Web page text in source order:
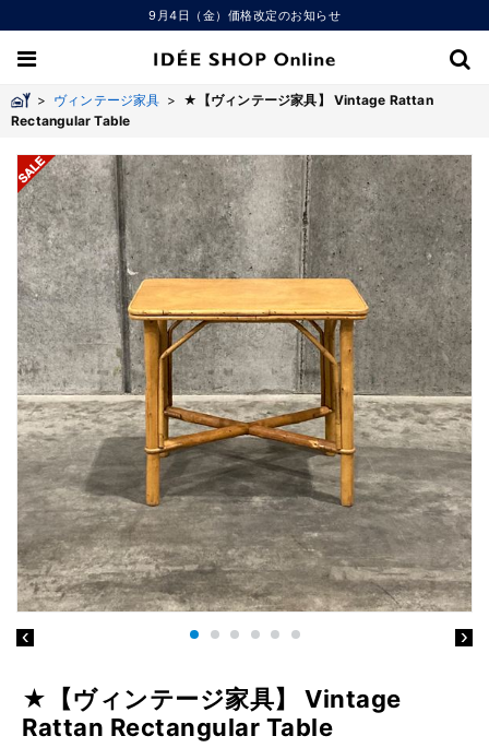
9月4日（金）価格改定のお知らせ
> ヴィンテージ家具 > ★【ヴィンテージ家具】 Vintage Rattan
Rectangular Table
★【ヴィンテージ家具】 Vintage
Rattan Rectangular Table